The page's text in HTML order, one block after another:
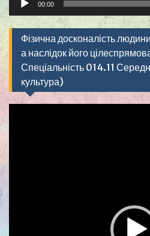
00:00
Фізична досконалість
а наслідок його
Спеціальність 014.11
культура)